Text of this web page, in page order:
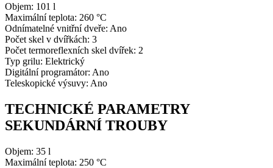
Objem: 101 l
Maximální teplota: 260 °C
Odnímatelné vnitřní dveře: Ano
Počet skel v dvířkách: 3
Počet termoreflexních skel dvířek: 2
Typ grilu: Elektrický
Digitální programátor: Ano
Teleskopické výsuvy: Ano
TECHNICKÉ PARAMETRY
SEKUNDÁRNÍ TROUBY
Objem: 35 l
Maximální teplota: 250 °C